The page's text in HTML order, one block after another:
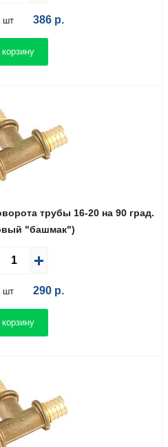
шт 386 р.
трубы 16-20 на 90 град.
"башмак")
шт 290 р.